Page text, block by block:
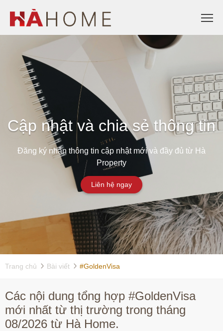
Cập nhật và chia sẻ thông tin
Đăng ký nhận thông tin cập nhật mới và đầy đủ từ Hà
Property
Liên hệ ngay
Trang chủ Bài viết #GoldenVisa
Các nội dung tổng hợp #GoldenVisa
mới nhất từ thị trường trong tháng
08/2026 từ Hà Home.